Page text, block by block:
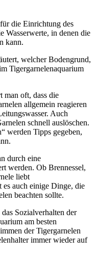
die Einrichtung des
Wasserwerte, in denen die
kann.
welcher Bodengrund,
Tigergarnelenaquarium
man oft, dass die
allgemein reagieren
Auch
schnell auslöschen.
werden Tipps gegeben,
durch eine
werden. Ob Brennessel,
liebt
es auch einige Dinge, die
beachten sollte.
Sozialverhalten der
am besten
der Tigergarnelen
immer wieder auf